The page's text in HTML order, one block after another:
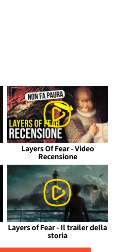
Layers Of Fear - Video
Recensione
Layers of Fear - Il trailer della
storia